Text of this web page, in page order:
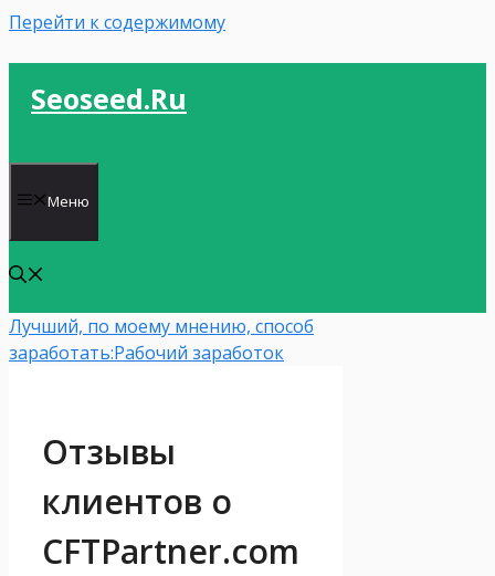
Перейти к содержимому
Seoseed.ru
Меню
Лучший, по моему мнению, способ
заработать:Рабочий заработок
Отзывы
клиентов о
CFTPartner.com